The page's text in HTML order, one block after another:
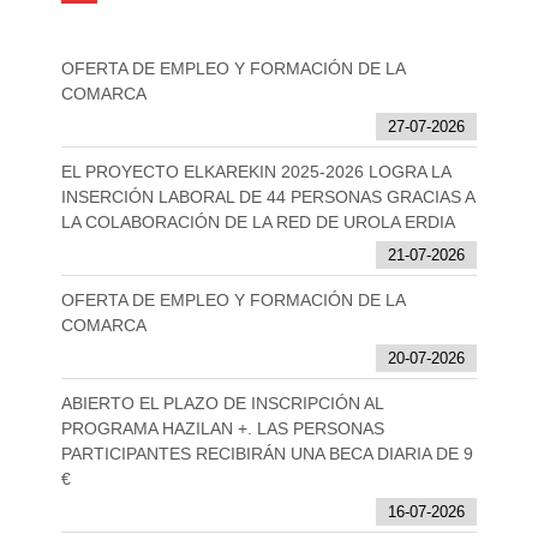
OFERTA DE EMPLEO Y FORMACIÓN DE LA
COMARCA
27-07-2026
EL PROYECTO ELKAREKIN 2025-2026 LOGRA LA
INSERCIÓN LABORAL DE 44 PERSONAS GRACIAS A
LA COLABORACIÓN DE LA RED DE UROLA ERDIA
21-07-2026
OFERTA DE EMPLEO Y FORMACIÓN DE LA
COMARCA
20-07-2026
ABIERTO EL PLAZO DE INSCRIPCIÓN AL
PROGRAMA HAZILAN +. LAS PERSONAS
PARTICIPANTES RECIBIRÁN UNA BECA DIARIA DE 9
€
16-07-2026